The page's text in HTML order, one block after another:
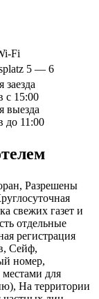
Fi
5 — 6
заезда
с 15:00
выезда
до 11:00
Разрешены
свежих газет и
отдельные
регистрация
Сейф,
номер,
для
На территории